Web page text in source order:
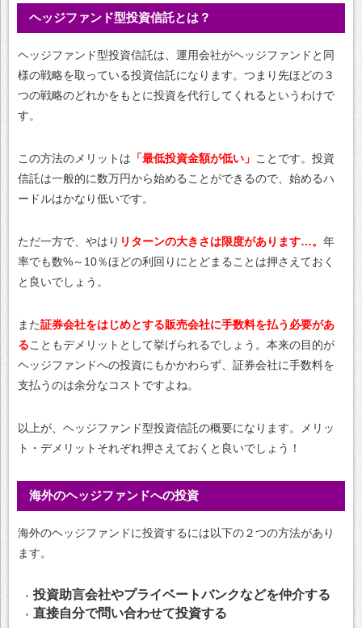
ヘッジファンド型投資信託とは？
ヘッジファンド型投資信託は、運用会社がヘッジファンドと同
様の戦略を取っている投資信託になります。つまり先ほどの３
つの戦略のどれかをもとに投資を代行してくれるというわけで
す。
この方法のメリットは 「最低投資金額が低い」 ことです。投資
信託は一般的に数万円から始めることができるので、始めるハ
ードルはかなり低いです。
ただ一方で、やはり リターンの大きさは限度があります…。 年
率でも数%～10％ほどの利回りにとどまることは押さえておく
と良いでしょう。
また証券会社をはじめとする販売会社に手数料を払う必要があ
ることもデメリットとして挙げられるでしょう。本来の目的が
ヘッジファンドへの投資にもかかわらず、証券会社に手数料を
支払うのは余分なコストですよね。
以上が、ヘッジファンド型投資信託の概要になります。メリッ
ト・デメリットそれぞれ押さえておくと良いでしょう！
海外のヘッジファンドへの投資
海外のヘッジファンドに投資するには以下の２つの方法があり
ます。
投資助言会社やプライベートバンクなどを仲介する
直接自分で問い合わせて投資する